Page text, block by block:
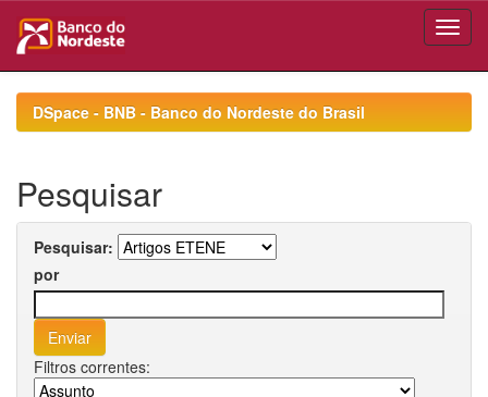
navigationDSpace - BNB - Banco do Nordeste do Brasil
Pesquisar
Pesquisar:
por
Filtros correntes: